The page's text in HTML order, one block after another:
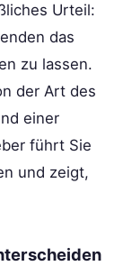
Urteil:
das
zu lassen.
der Art des
einer
führt Sie
und zeigt,